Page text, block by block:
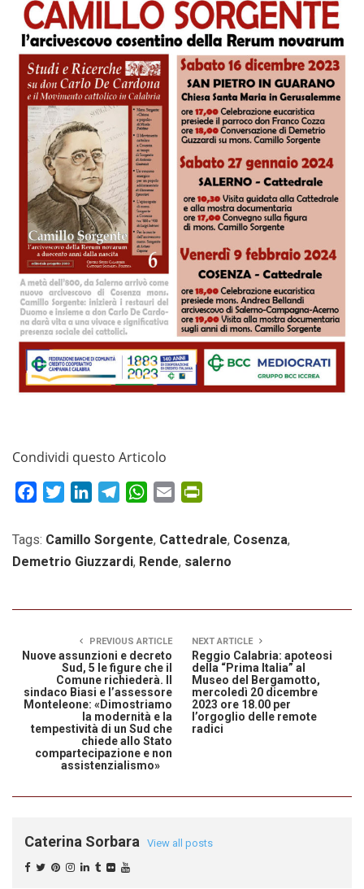
Condividi questo Articolo
FacebookTwitterLinkedInTelegramWhatsApp
Email
Tags: Camillo Sorgente, Cattedrale, Cosenza,
Demetrio Giuzzardi, Rende, salerno
PREVIOUS ARTICLE
Nuove assunzioni e decreto
Sud, 5 le figure che il
Comune richiederà. Il
sindaco Biasi e l’assessore
Monteleone: «Dimostriamo
la modernità e la
tempestività di un Sud che
chiede allo Stato
compartecipazione e non
assistenzialismo»
NEXT ARTICLE
Reggio Calabria: apoteosi
della “Prima Italia” al
Museo del Bergamotto,
mercoledì 20 dicembre
2023 ore 18.00 per
l’orgoglio delle remote
radici
Caterina Sorbara View all posts